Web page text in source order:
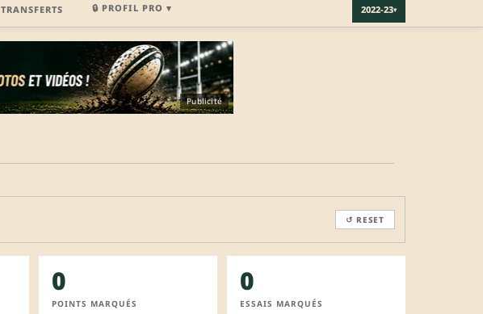
TRANSFERTS 🔒 PROFIL PRO ▾ 2022-23▾
REJOINDRE LA COMMUNAUTÉ
Publicité
↺ RESET
0
POINTS MARQUÉS
0
ESSAIS MARQUÉS